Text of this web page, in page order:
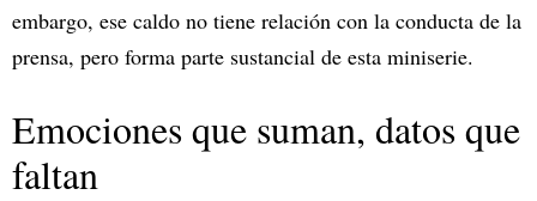
embargo, ese caldo no tiene relación con la conducta de la
prensa, pero forma parte sustancial de esta miniserie.
Emociones que suman, datos que
faltan